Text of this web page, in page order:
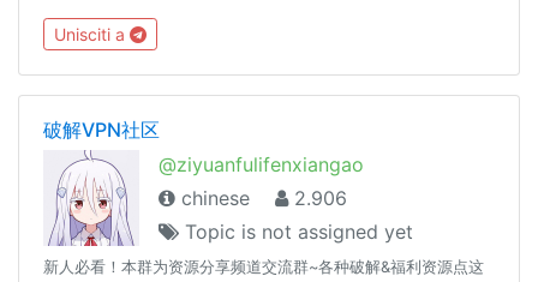
https://hackmd.io/s/B1EXFDtxZ
Unisciti a
破解VPN社区
@ziyuanfulifenxiangao
chinese
2.906
Topic is not assigned yet
新人必看！本群为资源分享频道交流群~各种破解&福利资源点这